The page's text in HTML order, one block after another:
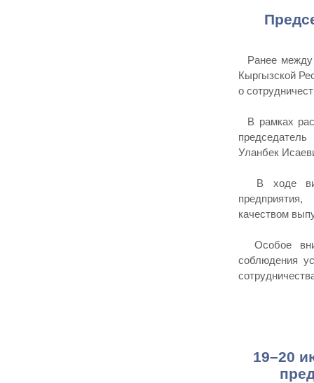
Ранее между
Кыргызской
о
В рамках
Уланбек
В ходе
качеством
Особое
соблюдения
19–20